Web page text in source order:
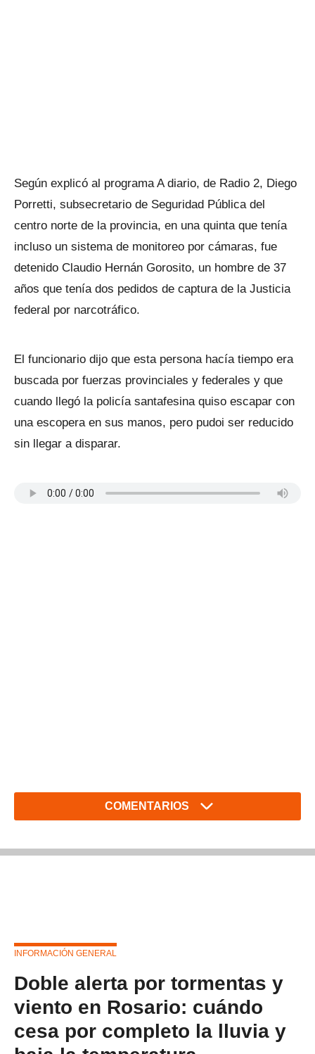
Según explicó al programa A diario, de Radio 2, Diego
Porretti, subsecretario de Seguridad Pública del
centro norte de la provincia, en una quinta que tenía
incluso un sistema de monitoreo por cámaras, fue
detenido Claudio Hernán Gorosito, un hombre de 37
años que tenía dos pedidos de captura de la Justicia
federal por narcotráfico.
El funcionario dijo que esta persona hacía tiempo era
buscada por fuerzas provinciales y federales y que
cuando llegó la policía santafesina quiso escapar con
una escopera en sus manos, pero pudoi ser reducido
sin llegar a disparar.
COMENTARIOS